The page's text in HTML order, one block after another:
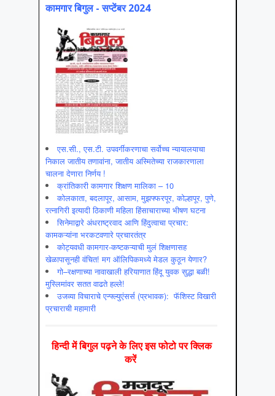
कामगार बिगुल - सप्टेंबर 2024
एस.सी., एस.टी. उपवर्गीकरणाचा सर्वोच्च न्यायालयाचा
निकाल जातीय तणावांना, जातीय अस्मितेच्या राजकारणाला
चालना देणारा निर्णय !
क्रांतिकारी कामगार शिक्षण मालिका – 10
कोलकाता, बदलापूर, आसाम, मुझफ्फरपूर, कोल्हापूर, पुणे,
रत्नागिरी इत्यादी ठिकाणी महिला हिंसाचाराच्या भीषण घटना
सिनेमाद्वारे अंधराष्ट्रवाद आणि हिंदुत्वाचा प्रचार:
कामकऱ्यांना भरकटवणारे प्रचारतंत्र
कोट्यवधी कामगार-कष्टकऱ्याची मुलं शिक्षणासह
खेळापासूनही वंचित! मग ऑलिपिकमध्ये मेडल कुठून येणार?
गो–रक्षणाच्या नावाखाली हरियाणात हिंदू युवक सुद्धा बळी!
मुस्लिमांवर सतत वाढते हल्ले!
उजव्या विचाराचे एन्फ्ल्युएंसर्स (प्रभावक): फॅशिस्ट विखारी
प्रचाराची महामारी
हिन्‍दी में बिगुल पढ़ने के लिए इस फोटो पर क्लिक
करें